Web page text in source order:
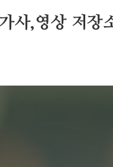
사,영상 저장